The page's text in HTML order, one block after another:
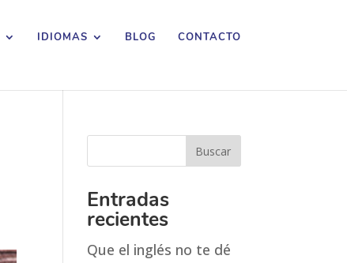
IDIOMAS BLOG CONTACTO
Entradas
recientes
Que el inglés no te dé